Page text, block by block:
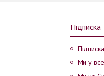
Підписка
Ми у